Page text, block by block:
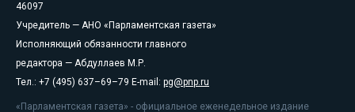
46097
Учредитель — АНО «Парламентская газета»
Исполняющий обязанности главного
редактора — Абдуллаев М.Р.
Тел.: +7 (495) 637–69–79 E-mail: pg@pnp.ru
«Парламентская газета» - официальное еженедельное издание